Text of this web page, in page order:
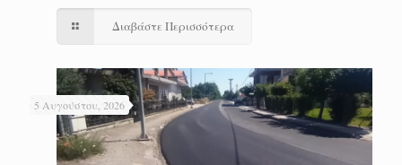
Διαβάστε Περισσότερα
5 Αυγούστου, 2026